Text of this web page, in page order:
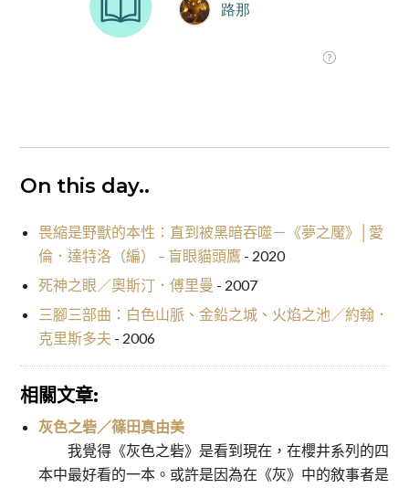
On this day..
畏縮是野獸的本性：直到被黑暗吞噬－《夢之魘》│愛
倫．達特洛（編） – 盲眼貓頭鷹- 2020
死神之眼／奧斯汀．傅里曼 - 2007
三腳三部曲：白色山脈、金鉛之城、火焰之池／約翰．
克里斯多夫 - 2006
相關文章:
灰色之砦／篠田真由美
我覺得《灰色之砦》是看到現在，在櫻井系列的四
本中最好看的一本。或許是因為在《灰》中的敘事者是